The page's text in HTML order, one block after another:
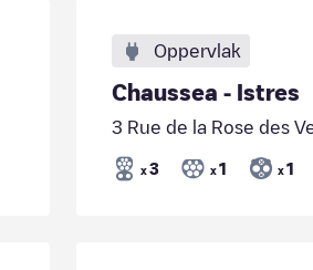
Oppervlak
Chaussea - Istres
3 Rue de la Rose des
x 3 x 1 x 1